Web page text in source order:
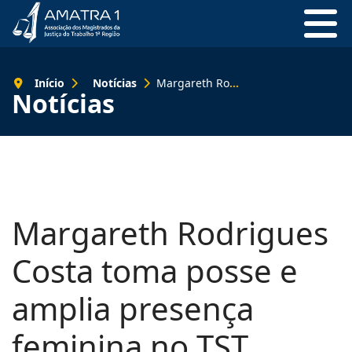
Notícias
Início Notícias Margareth Rodrigues Costa toma posse e amplia presença feminina no TST
Margareth Rodrigues
Costa toma posse e
amplia presença